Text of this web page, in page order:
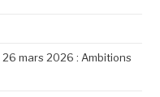
mars 2026 : Ambitions